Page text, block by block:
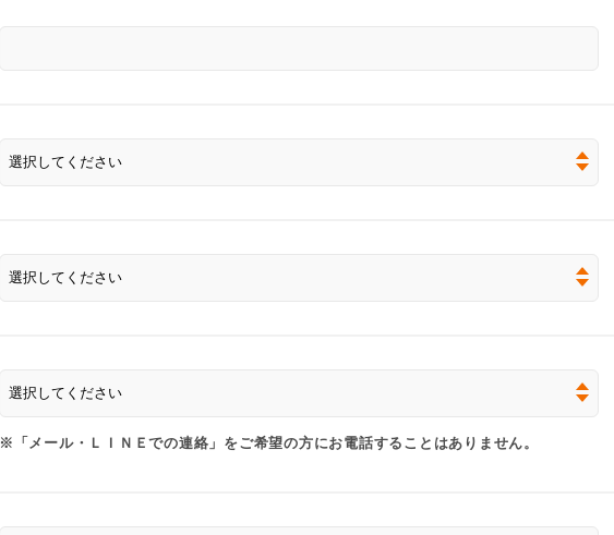
※「メール・ＬＩＮＥでの連絡」をご希望の方にお電話することはありません。